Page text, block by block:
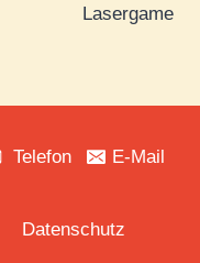
Lasergame
Telefon E-Mail
Datenschutz